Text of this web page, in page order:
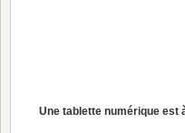
Une tablette numérique